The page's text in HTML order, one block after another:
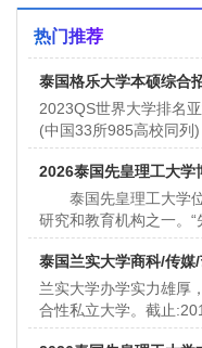
热门推荐
泰国格乐大学本硕综合
2023QS世界大学排名
(中国33所985高校同列
学”(全泰仅3所)；东盟
化”评比第一名；泰国高
家级核心期刊；中泰高
2026泰国先皇理工大学
泰国先皇理工大学位
研究和教育机构之一。
批准使用拉玛四世的伟
为是非常伟大吉祥的一
泰国兰实大学商科/传媒
兰实大学办学实力雄厚
合性私立大学。截止
士、10个解士学位颁授